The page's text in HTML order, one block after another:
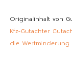
Originalinhalt von
Kfz-Gutachter
die Wertminderung